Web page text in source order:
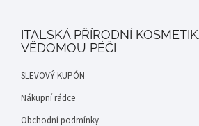
ITALSKÁ PŘÍRODNÍ
VĚDOMOU PÉČI
SLEVOVÝ KUPÓN
Nákupní rádce
Obchodní podmínky